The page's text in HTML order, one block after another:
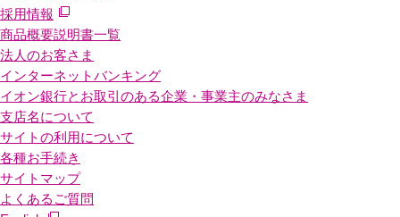
採用情報
商品概要説明書一覧
法人のお客さま
インターネットバンキング
イオン銀行とお取引のある企業・事業主のみなさま
支店名について
サイトの利用について
各種お手続き
サイトマップ
よくあるご質問